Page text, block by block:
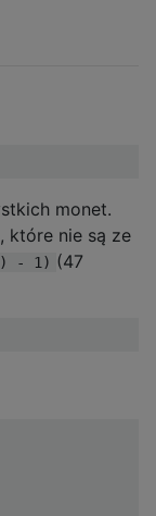
monet.
które nie są ze
- 1) (47